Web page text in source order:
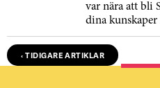
var nära att bli
dina
‹ TIDIGARE ARTIKLAR